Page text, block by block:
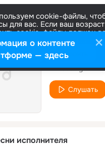
cookie-файлы,
для вас. Если ваш
cookie-файлы должен
Больше
все Настроить
V.Visockiy
Слушать
исполнителя
о контенте
— здесь